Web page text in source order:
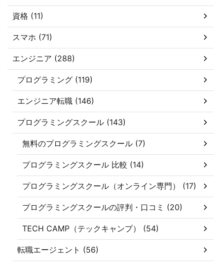
資格 (11)
スマホ (71)
エンジニア (288)
プログラミング (119)
エンジニア転職 (146)
プログラミングスクール (143)
無料のプログラミングスクール (7)
プログラミングスクール 比較 (14)
プログラミングスクール（オンライン専門） (17)
プログラミングスクールの評判・口コミ (20)
TECH CAMP（テックキャンプ） (54)
転職エージェント (56)